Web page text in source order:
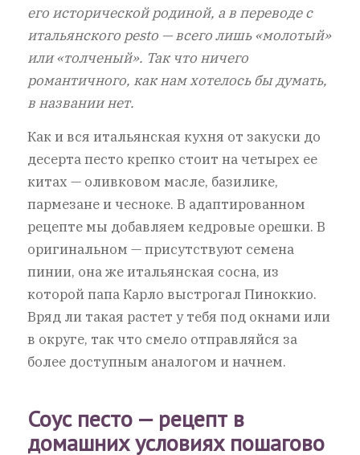
его исторической родиной, а в переводе с
итальянского pesto — всего лишь «молотый»
или «толченый». Так что ничего
романтичного, как нам хотелось бы думать,
в названии нет.
Как и вся итальянская кухня от закуски до
десерта песто крепко стоит на четырех ее
китах — оливковом масле, базилике,
пармезане и чесноке. В адаптированном
рецепте мы добавляем кедровые орешки. В
оригинальном — присутствуют семена
пинии, она же итальянская сосна, из
которой папа Карло выстрогал Пиноккио.
Вряд ли такая растет у тебя под окнами или
в округе, так что смело отправляйся за
более доступным аналогом и начнем.
Соус песто — рецепт в
домашних условиях пошагово